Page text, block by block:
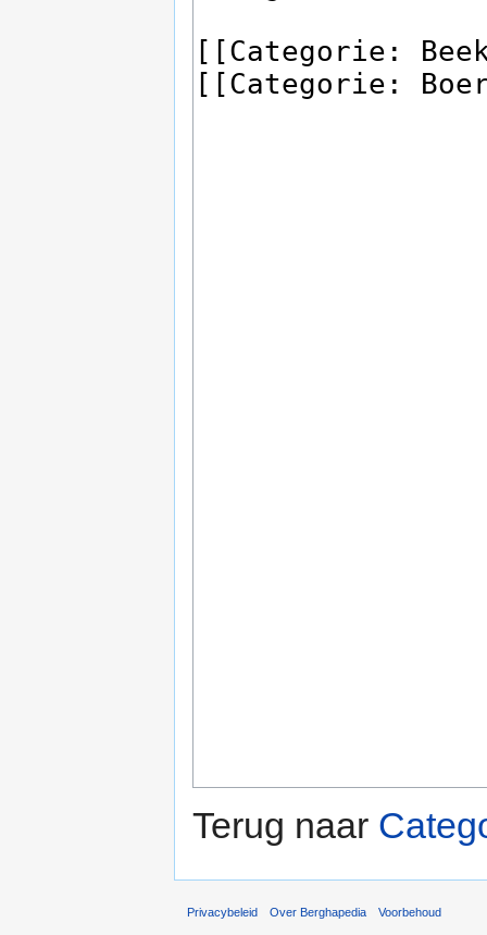
Terug naar
Privacybeleid Over Berghapedia Voorbehoud